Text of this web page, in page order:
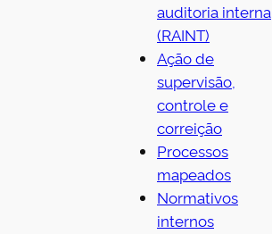
auditoria interna
(RAINT)
Ação de
supervisão,
controle e
correição
Processos
mapeados
Normativos
internos